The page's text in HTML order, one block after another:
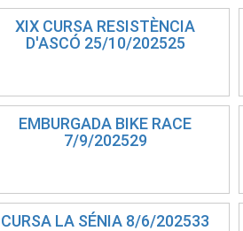
XIX CURSA RESISTÈNCIA
D'ASCÓ 25/10/202525
EMBURGADA BIKE RACE
7/9/202529
CURSA LA SÉNIA 8/6/202533